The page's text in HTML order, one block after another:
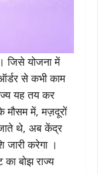
योजना में
से कभी काम
यह तय कर
में, मज़दूरों
थे, अब केंद्र